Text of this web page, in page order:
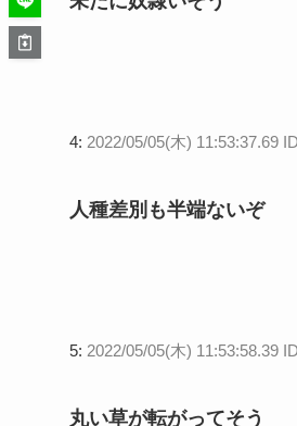
4: 2022/05/05(木) 11:53:37.69
人種差別も半端ないぞ
5: 2022/05/05(木) 11:53:58.39
丸い草が転がってそう